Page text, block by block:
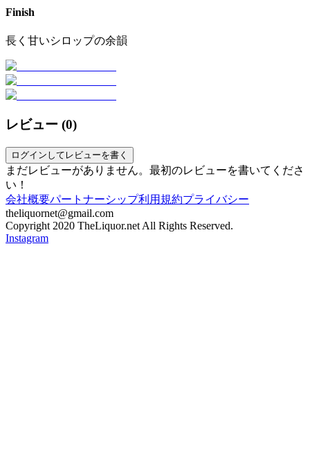
Finish
長く甘いシロップの余韻
レビュー (0)
ログインしてレビューを書く
まだレビューがありません。最初のレビューを書いてくださ
い！
会社概要パートナーシップ利用規約プライバシー
theliquornet@gmail.com
Copyright 2020 TheLiquor.net All Rights Reserved.
Instagram